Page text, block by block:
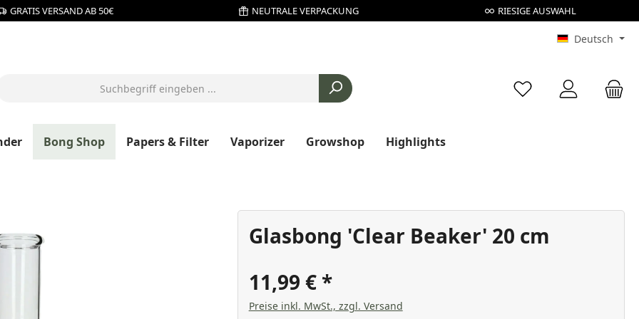
GRATIS VERSAND AB 50€ NEUTRALE VERPACKUNG RIESIGE AUSWAHL
Deutsch
Du hast 0 Produkte
Bong Shop Papers & Filter Vaporizer Growshop Highlights
Glasbong 'Clear Beaker' 20 cm
11,99 €
Preise inkl. MwSt., zzgl. Versand